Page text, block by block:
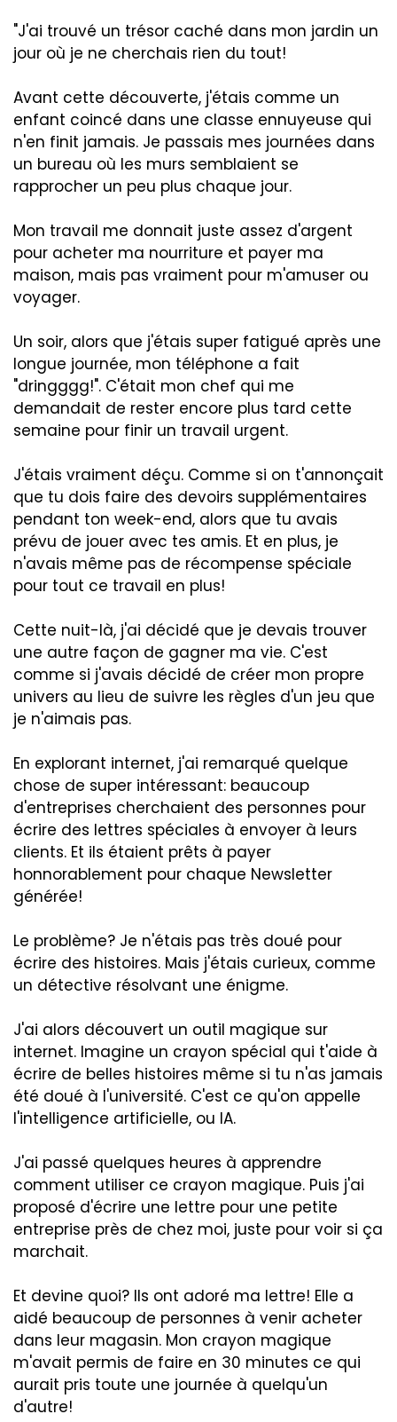
"J'ai trouvé un trésor caché dans mon jardin un
jour où je ne cherchais rien du tout!
Avant cette découverte, j'étais comme un
enfant coincé dans une classe ennuyeuse qui
n'en finit jamais. Je passais mes journées dans
un bureau où les murs semblaient se
rapprocher un peu plus chaque jour.
Mon travail me donnait juste assez d'argent
pour acheter ma nourriture et payer ma
maison, mais pas vraiment pour m'amuser ou
voyager.
Un soir, alors que j'étais super fatigué après une
longue journée, mon téléphone a fait
"dringggg!". C'était mon chef qui me
demandait de rester encore plus tard cette
semaine pour finir un travail urgent.
J'étais vraiment déçu. Comme si on t'annonçait
que tu dois faire des devoirs supplémentaires
pendant ton week-end, alors que tu avais
prévu de jouer avec tes amis. Et en plus, je
n'avais même pas de récompense spéciale
pour tout ce travail en plus!
Cette nuit-là, j'ai décidé que je devais trouver
une autre façon de gagner ma vie. C'est
comme si j'avais décidé de créer mon propre
univers au lieu de suivre les règles d'un jeu que
je n'aimais pas.
En explorant internet, j'ai remarqué quelque
chose de super intéressant: beaucoup
d'entreprises cherchaient des personnes pour
écrire des lettres spéciales à envoyer à leurs
clients. Et ils étaient prêts à payer
honnorablement pour chaque Newsletter
générée!
Le problème? Je n'étais pas très doué pour
écrire des histoires. Mais j'étais curieux, comme
un détective résolvant une énigme.
J'ai alors découvert un outil magique sur
internet. Imagine un crayon spécial qui t'aide à
écrire de belles histoires même si tu n'as jamais
été doué à l'université. C'est ce qu'on appelle
l'intelligence artificielle, ou IA.
J'ai passé quelques heures à apprendre
comment utiliser ce crayon magique. Puis j'ai
proposé d'écrire une lettre pour une petite
entreprise près de chez moi, juste pour voir si ça
marchait.
Et devine quoi? Ils ont adoré ma lettre! Elle a
aidé beaucoup de personnes à venir acheter
dans leur magasin. Mon crayon magique
m'avait permis de faire en 30 minutes ce qui
aurait pris toute une journée à quelqu'un
d'autre!